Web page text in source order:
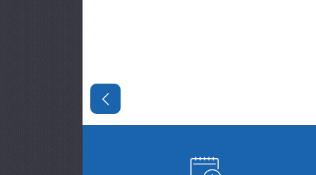
Poprzedni slajd